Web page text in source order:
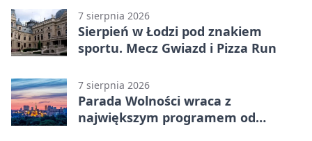
7 sierpnia 2026
Sierpień w Łodzi pod znakiem
sportu. Mecz Gwiazd i Pizza Run
7 sierpnia 2026
Parada Wolności wraca z
największym programem od